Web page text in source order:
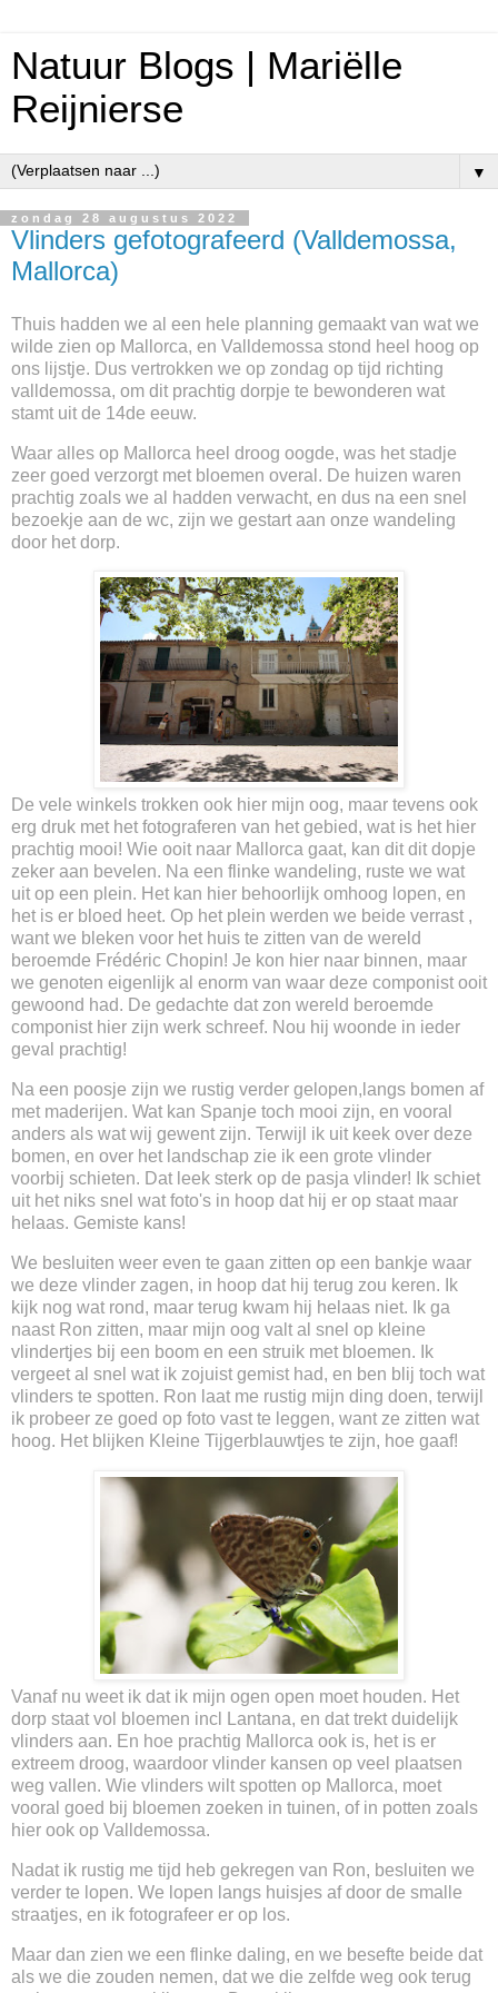
Natuur Blogs | Mariëlle
Reijnierse
▼
zondag 28 augustus 2022
Vlinders gefotografeerd (Valldemossa,
Mallorca)
Thuis hadden we al een hele planning gemaakt van wat we
wilde zien op Mallorca, en Valldemossa stond heel hoog op
ons lijstje. Dus vertrokken we op zondag op tijd richting
valldemossa, om dit prachtig dorpje te bewonderen wat
stamt uit de 14de eeuw.
Waar alles op Mallorca heel droog oogde, was het stadje
zeer goed verzorgt met bloemen overal. De huizen waren
prachtig zoals we al hadden verwacht, en dus na een snel
bezoekje aan de wc, zijn we gestart aan onze wandeling
door het dorp.
De vele winkels trokken ook hier mijn oog, maar tevens ook
erg druk met het fotograferen van het gebied, wat is het hier
prachtig mooi! Wie ooit naar Mallorca gaat, kan dit dit dopje
zeker aan bevelen. Na een flinke wandeling, ruste we wat
uit op een plein. Het kan hier behoorlijk omhoog lopen, en
het is er bloed heet. Op het plein werden we beide verrast ,
want we bleken voor het huis te zitten van de wereld
beroemde Frédéric Chopin! Je kon hier naar binnen, maar
we genoten eigenlijk al enorm van waar deze componist ooit
gewoond had. De gedachte dat zon wereld beroemde
componist hier zijn werk schreef. Nou hij woonde in ieder
geval prachtig!
Na een poosje zijn we rustig verder gelopen,langs bomen af
met maderijen. Wat kan Spanje toch mooi zijn, en vooral
anders als wat wij gewent zijn. Terwijl ik uit keek over deze
bomen, en over het landschap zie ik een grote vlinder
voorbij schieten. Dat leek sterk op de pasja vlinder! Ik schiet
uit het niks snel wat foto's in hoop dat hij er op staat maar
helaas. Gemiste kans!
We besluiten weer even te gaan zitten op een bankje waar
we deze vlinder zagen, in hoop dat hij terug zou keren. Ik
kijk nog wat rond, maar terug kwam hij helaas niet. Ik ga
naast Ron zitten, maar mijn oog valt al snel op kleine
vlindertjes bij een boom en een struik met bloemen. Ik
vergeet al snel wat ik zojuist gemist had, en ben blij toch wat
vlinders te spotten. Ron laat me rustig mijn ding doen, terwijl
ik probeer ze goed op foto vast te leggen, want ze zitten wat
hoog. Het blijken Kleine Tijgerblauwtjes te zijn, hoe gaaf!
Vanaf nu weet ik dat ik mijn ogen open moet houden. Het
dorp staat vol bloemen incl Lantana, en dat trekt duidelijk
vlinders aan. En hoe prachtig Mallorca ook is, het is er
extreem droog, waardoor vlinder kansen op veel plaatsen
weg vallen. Wie vlinders wilt spotten op Mallorca, moet
vooral goed bij bloemen zoeken in tuinen, of in potten zoals
hier ook op Valldemossa.
Nadat ik rustig me tijd heb gekregen van Ron, besluiten we
verder te lopen. We lopen langs huisjes af door de smalle
straatjes, en ik fotografeer er op los.
Maar dan zien we een flinke daling, en we besefte beide dat
als we die zouden nemen, dat we die zelfde weg ook terug